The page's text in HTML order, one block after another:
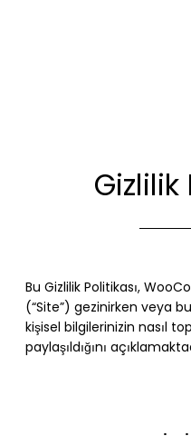
Gizlilik
Bu Gizlilik Politikası,
(“Site”) gezinirken veya
kişisel bilgilerinizin nasıl
paylaşıldığını